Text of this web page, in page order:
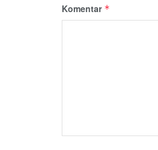
Komentar *